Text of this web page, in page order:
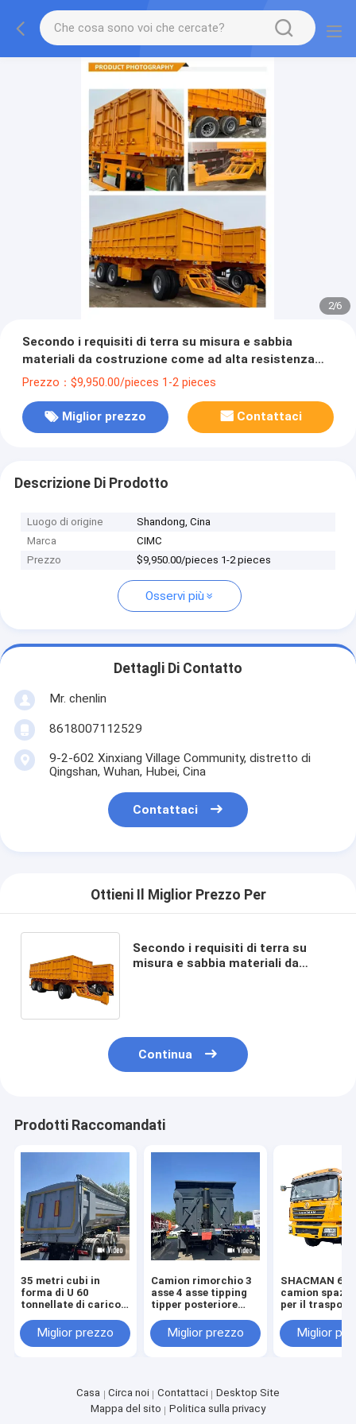
2/6
Secondo i requisiti di terra su misura e sabbia
materiali da costruzione come ad alta resistenza
retro rimorchio
Prezzo：$9,950.00/pieces 1-2 pieces
Miglior prezzo Contattaci
Descrizione Di Prodotto
Luogo di origine
Shandong, Cina
Marca
CIMC
Prezzo
$9,950.00/pieces 1-2 pieces
Osservi più
Dettagli Di Contatto
Mr. chenlin
8618007112529
9-2-602 Xinxiang Village Community, distretto di
Qingshan, Wuhan, Hubei, Cina
Contattaci
Ottieni Il Miglior Prezzo Per
Secondo i requisiti di terra su
misura e sabbia materiali da
Continua
Prodotti Raccomandati
35 metri cubi in
forma di U 60
tonnellate di carico
carico pesante
rimorchio camion di
Miglior prezzo
Camion rimorchio 3
asse 4 asse tipping
tipper posteriore
semirimorchio per la
costruzione
Miglior prezzo
SHACMAN
camion
per il
carbone
Miglior
Casa Circa noi Contattaci
Desktop Site
Mappa del sito
Politica sulla privacy